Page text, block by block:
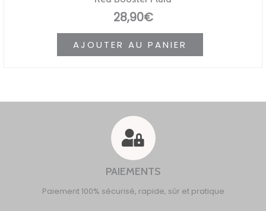
28,90€
AJOUTER AU PANIER
PAIEMENTS
Paiement 100% sécurisé, rapide, sûr et pratique